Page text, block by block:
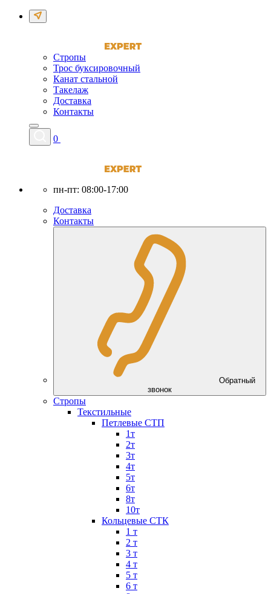
Стропы
Трос буксировочный
Канат стальной
Такелаж
Доставка
Контакты
0
пн-пт: 08:00-17:00
Доставка
Контакты
Обратный
звонок
Стропы
Текстильные
Петлевые СТП
1т
2т
3т
4т
5т
6т
8т
10т
Кольцевые СТК
1 т
2 т
3 т
4 т
5 т
6 т